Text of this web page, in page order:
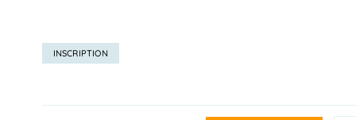
INSCRIPTION